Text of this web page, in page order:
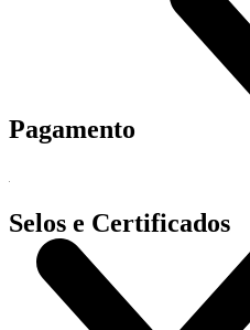
Pagamento
Selos e Certificados